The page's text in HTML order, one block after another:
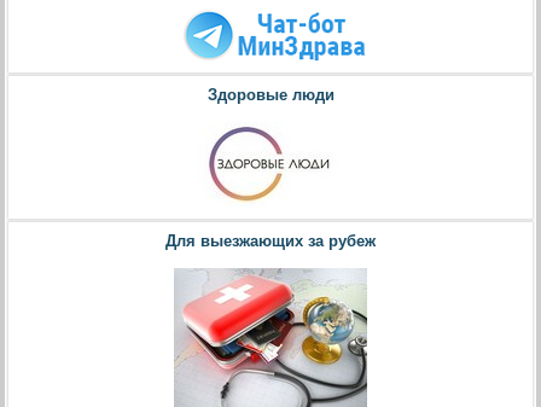
Здоровые люди
Для выезжающих за рубеж